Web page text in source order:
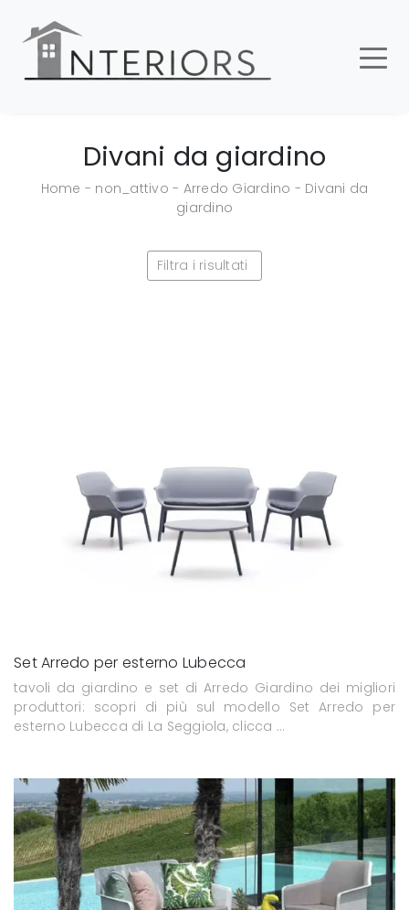
Divani da giardino
Home - non_attivo - Arredo Giardino - Divani da
giardino
Filtra i risultati
Set Arredo per esterno Lubecca
tavoli da giardino e set di Arredo Giardino dei migliori
produttori: scopri di più sul modello Set Arredo per
esterno Lubecca di La Seggiola, clicca ...